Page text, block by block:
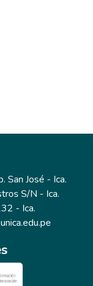
San José - Ica.
S/N - Ica.
- Ica.